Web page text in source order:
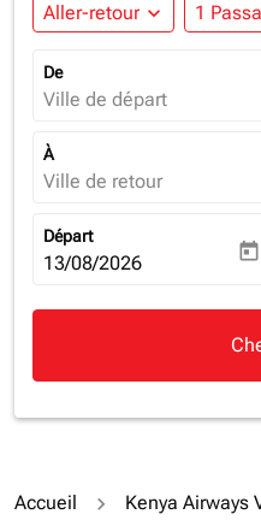
Aller-retour expand_more 1
De
Ville de départ
À
Ville de retour
Départ
fc-booking-departure-
13/08/2026 today
Accueil Kenya Airways